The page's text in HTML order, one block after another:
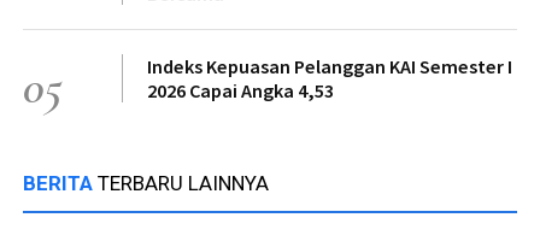
05
Indeks Kepuasan Pelanggan KAI Semester I
2026 Capai Angka 4,53
BERITA TERBARU LAINNYA